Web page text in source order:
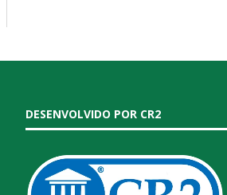
DESENVOLVIDO POR CR2